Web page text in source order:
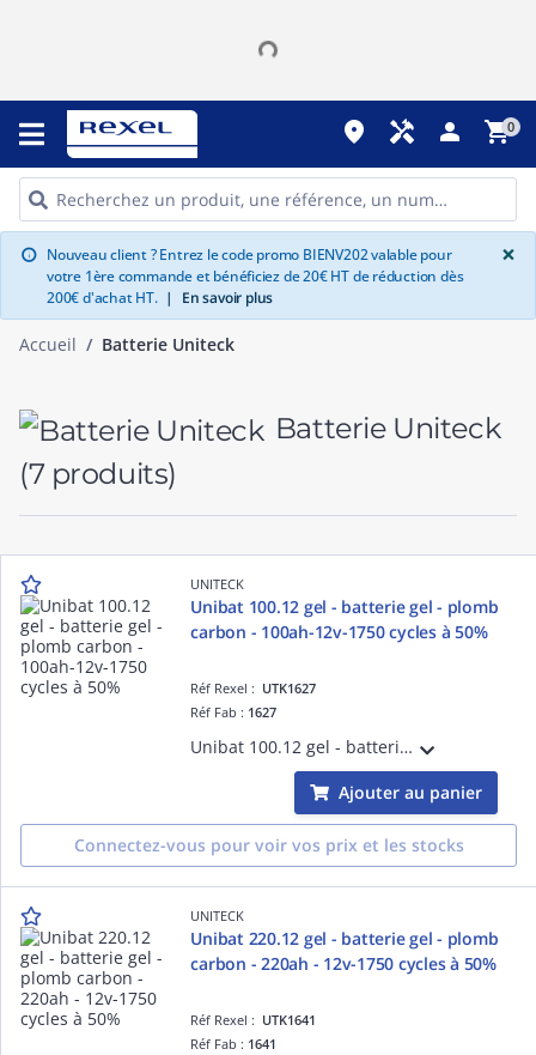
place handyman person shopping_cart0
info Nouveau client ? Entrez le code promo BIENV202 valable pour
votre 1ère commande et bénéficiez de 20€ HT de réduction dès
200€ d'achat HT. | En savoir plus
×
Accueil Batterie Uniteck
Batterie Uniteck
(7 produits)
UNITECK
Unibat 100.12 gel - batterie gel - plomb
carbon - 100ah-12v-1750 cycles à 50%
Réf Rexel : UTK1627
Réf Fab : 1627
Unibat 100.12 gel - batterie gel - plomb carbon - 100ah - 12v - 1750 cycles à 50% de taux de décharge
Ajouter au panier
Connectez-vous pour voir vos prix et les stocks
UNITECK
Unibat 220.12 gel - batterie gel - plomb
carbon - 220ah - 12v-1750 cycles à 50%
Réf Rexel : UTK1641
Réf Fab : 1641